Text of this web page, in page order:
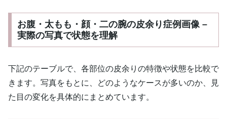
お腹・太もも・顔・二の腕の皮余り症例画像 –
実際の写真で状態を理解
下記のテーブルで、各部位の皮余りの特徴や状態を比較で
きます。写真をもとに、どのようなケースが多いのか、見
た目の変化を具体的にまとめています。